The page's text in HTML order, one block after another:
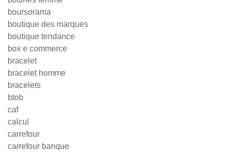
boursorama
boutique des marques
boutique tendance
box e commerce
bracelet
bracelet homme
bracelets
btob
caf
calcul
carrefour
carrefour banque